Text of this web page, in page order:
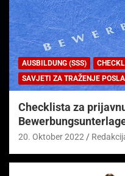
AUSBILDUNG (SSS)
SAVJETI ZA TRAŽENJE POSLA
Checklista za
20. Oktober 2022